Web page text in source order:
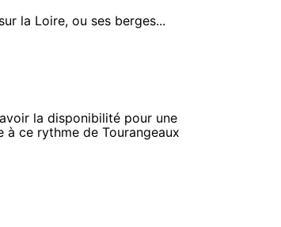
la Loire, ou ses berges...
la disponibilité pour une
ce rythme de Tourangeaux